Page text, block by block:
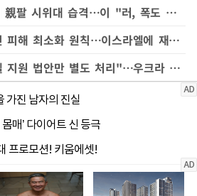
이스라엘 여객기에 러 親팔 시위대 습격…이 "러, 폭도 강력 조치 기대"(종합)
美안보보좌관 "민간인 피해 최소화 원칙…이스라엘에 재차 압박"(종합)
美하원의장 "이스라엘 지원 법안만 별도 처리"…우크라 지원 뒷전?